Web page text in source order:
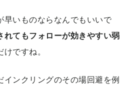
早いものならなんでもいいで
れてもフォローが効きやすい弱
ですね。
インクリングのその場回避を例